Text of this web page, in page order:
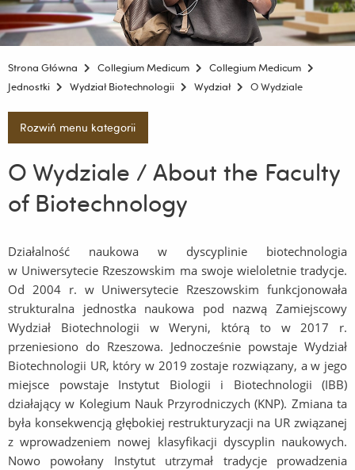
Strona Główna Collegium Medicum
Collegium Medicum
Jednostki
Wydział Biotechnologii Wydział O Wydziale
Rozwiń menu kategorii
O Wydziale / About the Faculty
of Biotechnology
Działalność naukowa w dyscyplinie biotechnologia
w Uniwersytecie Rzeszowskim ma swoje wieloletnie tradycje.
Od 2004 r. w Uniwersytecie Rzeszowskim funkcjonowała
strukturalna jednostka naukowa pod nazwą Zamiejscowy
Wydział Biotechnologii w Weryni, którą to w 2017 r.
przeniesiono do Rzeszowa. Jednocześnie powstaje Wydział
Biotechnologii UR, który w 2019 zostaje rozwiązany, a w jego
miejsce powstaje Instytut Biologii i Biotechnologii (IBB)
działający w Kolegium Nauk Przyrodniczych (KNP). Zmiana ta
była konsekwencją głębokiej restrukturyzacji na UR związanej
z wprowadzeniem nowej klasyfikacji dyscyplin naukowych.
Nowo powołany Instytut utrzymał tradycje prowadzenia